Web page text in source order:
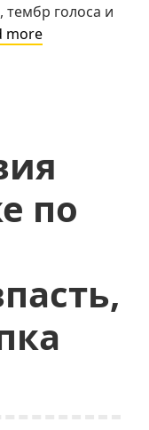
тембр голоса и
moreПодготовка
по